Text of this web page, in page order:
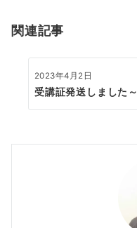
ン
関連記事
2023年4月2日
受講証発送しました～